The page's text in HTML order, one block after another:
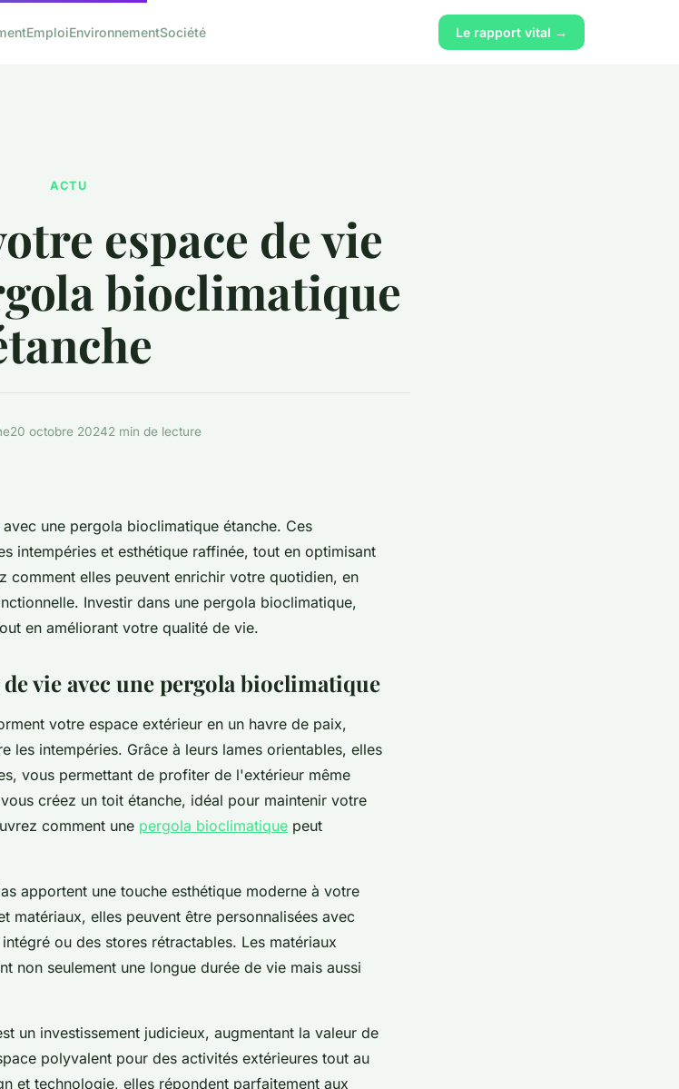
EmploiEnvironnementSociété Le rapport vital →
ACTU
espace de vie
bioclimatique
20 octobre 20242 min de lecture
une pergola bioclimatique étanche. Ces
intempéries et esthétique raffinée, tout en optimisant
comment elles peuvent enrichir votre quotidien, en
Investir dans une pergola bioclimatique,
en améliorant votre qualité de vie.
vie avec une pergola bioclimatique
votre espace extérieur en un havre de paix,
les intempéries. Grâce à leurs lames orientables, elles
vous permettant de profiter de l'extérieur même
créez un toit étanche, idéal pour maintenir votre
comment une pergola bioclimatique peut
apportent une touche esthétique moderne à votre
matériaux, elles peuvent être personnalisées avec
ou des stores rétractables. Les matériaux
non seulement une longue durée de vie mais aussi
un investissement judicieux, augmentant la valeur de
polyvalent pour des activités extérieures tout au
et technologie, elles répondent parfaitement aux